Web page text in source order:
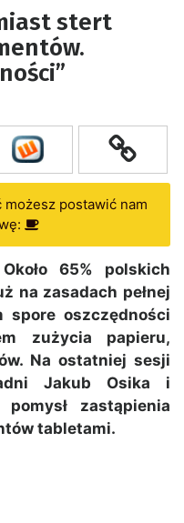
stert
możesz postawić nam
65% polskich
na zasadach pełnej
oszczędności
zużycia papieru,
Na ostatniej sesji
Jakub Osika i
zastąpienia
tabletami.